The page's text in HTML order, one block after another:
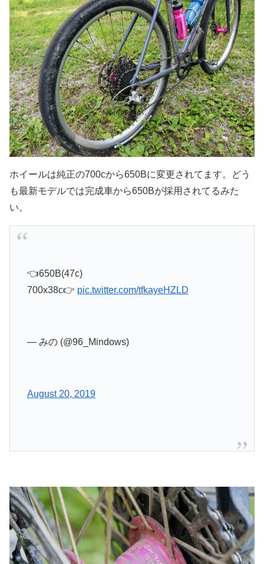
ホイールは純正の700cから650Bに変更されてます。どう
も最新モデルでは完成車から650Bが採用されてるみた
い。
👈650B(47c)
700x38c👉 pic.twitter.com/tfkayeHZLD
— みの (@96_Mindows)
August 20, 2019